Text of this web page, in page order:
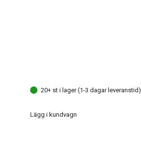
20+ st i lager (1-3 dagar leveranstid)
Lägg i kundvagn